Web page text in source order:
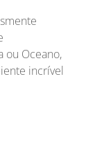
ou Oceano,
incrível